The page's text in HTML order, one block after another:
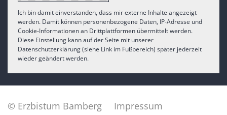
Ich bin damit einverstanden, dass mir externe Inhalte angezeigt
werden. Damit können personenbezogene Daten, IP-Adresse und
Cookie-Informationen an Drittplattformen übermittelt werden.
Diese Einstellung kann auf der Seite mit unserer
Datenschutzerklärung (siehe Link im Fußbereich) später jederzeit
wieder geändert werden.
© Erzbistum Bamberg
Impressum